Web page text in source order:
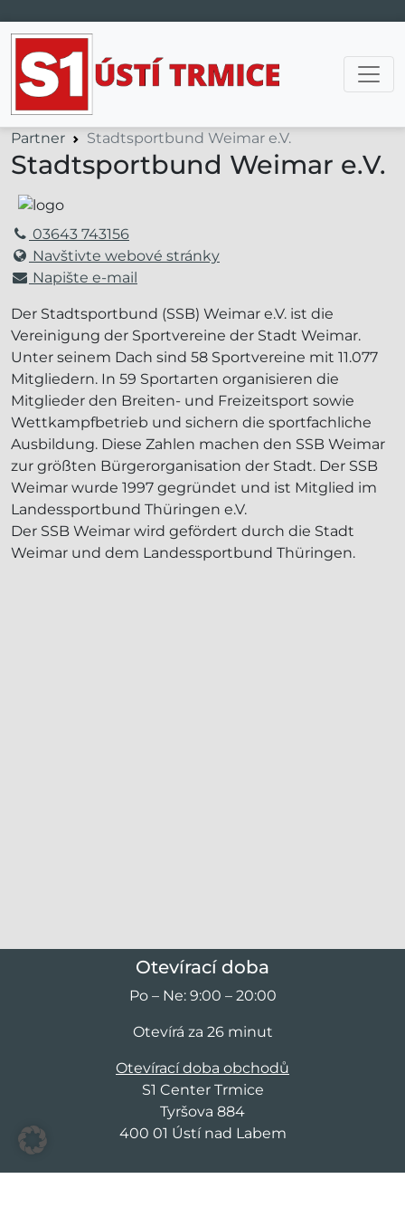
Hlavní navigace
Partner Stadtsportbund Weimar e.V.
Stadtsportbund Weimar e.V.
03643 743156
Navštivte webové stránky
Napište e-mail
Der Stadtsportbund (SSB) Weimar e.V. ist die
Vereinigung der Sportvereine der Stadt Weimar.
Unter seinem Dach sind 58 Sportvereine mit 11.077
Mitgliedern. In 59 Sportarten organisieren die
Mitglieder den Breiten- und Freizeitsport sowie
Wettkampfbetrieb und sichern die sportfachliche
Ausbildung. Diese Zahlen machen den SSB Weimar
zur größten Bürgerorganisation der Stadt. Der SSB
Weimar wurde 1997 gegründet und ist Mitglied im
Landessportbund Thüringen e.V.
Der SSB Weimar wird gefördert durch die Stadt
Weimar und dem Landessportbund Thüringen.
Otevírací doba
Po – Ne: 9:00 – 20:00
Otevírá za 26 minut
Otevírací doba obchodů
S1 Center Trmice
Tyršova 884
400 01 Ústí nad Labem